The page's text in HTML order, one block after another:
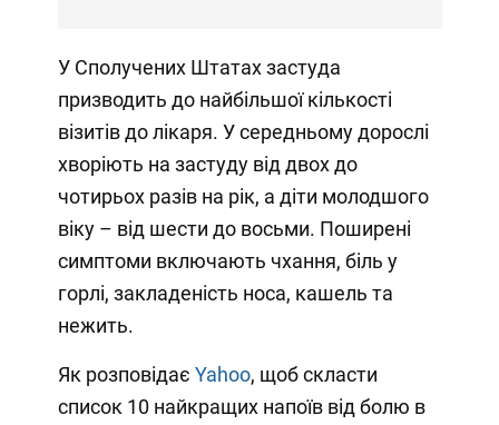
У Сполучених Штатах застуда
призводить до найбільшої кількості
візитів до лікаря. У середньому дорослі
хворіють на застуду від двох до
чотирьох разів на рік, а діти молодшого
віку – від шести до восьми. Поширені
симптоми включають чхання, біль у
горлі, закладеність носа, кашель та
нежить.
Як розповідає Yahoo, щоб скласти
список 10 найкращих напоїв від болю в